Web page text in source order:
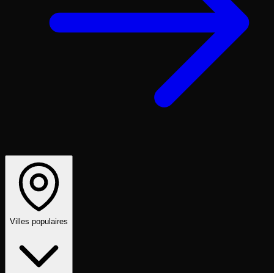
Villes populaires